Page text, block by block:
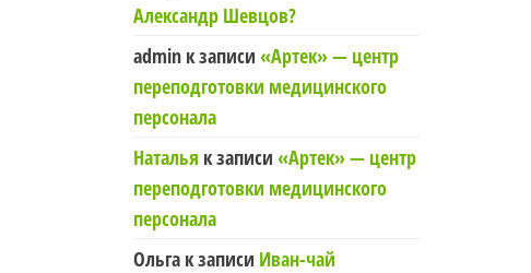
Александр Шевцов?
adminк записи «Артек» — центр
переподготовки медицинского
персонала
Наталья к записи «Артек» — центр
переподготовки медицинского
персонала
Ольгак записи Иван-чай